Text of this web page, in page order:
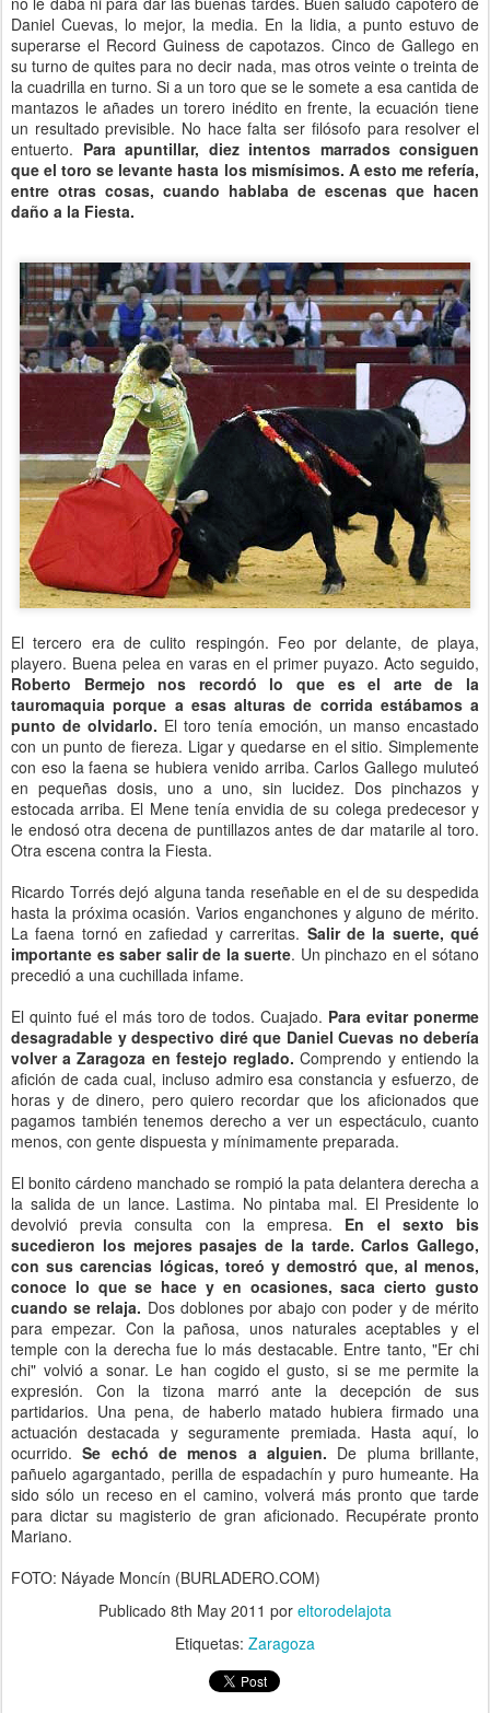
Daniel Cuevas, lo mejor, la media. En la lidia, a punto estuvo de
superarse el Record Guiness de capotazos. Cinco de Gallego en
su turno de quites para no decir nada, mas otros veinte o treinta de
la cuadrilla en turno. Si a un toro que se le somete a esa cantida de
mantazos le añades un torero inédito en frente, la ecuación tiene
un resultado previsible. No hace falta ser filósofo para resolver el
entuerto. Para apuntillar, diez intentos marrados consiguen
que el toro se levante hasta los mismísimos. A esto me refería,
entre otras cosas, cuando hablaba de escenas que hacen
daño a la Fiesta.
El tercero era de culito respingón. Feo por delante, de playa,
playero. Buena pelea en varas en el primer puyazo. Acto seguido,
Roberto Bermejo nos recordó lo que es el arte de la
tauromaquia porque a esas alturas de corrida estábamos a
punto de olvidarlo. El toro tenía emoción, un manso encastado
con un punto de fiereza. Ligar y quedarse en el sitio. Simplemente
con eso la faena se hubiera venido arriba. Carlos Gallego muluteó
en pequeñas dosis, uno a uno, sin lucidez. Dos pinchazos y
estocada arriba. El Mene tenía envidia de su colega predecesor y
le endosó otra decena de puntillazos antes de dar matarile al toro.
Otra escena contra la Fiesta.
Ricardo Torrés dejó alguna tanda reseñable en el de su despedida
hasta la próxima ocasión. Varios enganchones y alguno de mérito.
La faena tornó en zafiedad y carreritas. Salir de la suerte, qué
importante es saber salir de la suerte. Un pinchazo en el sótano
precedió a una cuchillada infame.
El quinto fué el más toro de todos. Cuajado. Para evitar ponerme
desagradable y despectivo diré que Daniel Cuevas no debería
volver a Zaragoza en festejo reglado. Comprendo y entiendo la
afición de cada cual, incluso admiro esa constancia y esfuerzo, de
horas y de dinero, pero quiero recordar que los aficionados que
pagamos también tenemos derecho a ver un espectáculo, cuanto
menos, con gente dispuesta y mínimamente preparada.
El bonito cárdeno manchado se rompió la pata delantera derecha a
la salida de un lance. Lastima. No pintaba mal. El Presidente lo
devolvió previa consulta con la empresa. En el sexto bis
sucedieron los mejores pasajes de la tarde. Carlos Gallego,
con sus carencias lógicas, toreó y demostró que, al menos,
conoce lo que se hace y en ocasiones, saca cierto gusto
cuando se relaja. Dos doblones por abajo con poder y de mérito
para empezar. Con la pañosa, unos naturales aceptables y el
temple con la derecha fue lo más destacable. Entre tanto, "Er chi
chi" volvió a sonar. Le han cogido el gusto, si se me permite la
expresión. Con la tizona marró ante la decepción de sus
partidarios. Una pena, de haberlo matado hubiera firmado una
actuación destacada y seguramente premiada. Hasta aquí, lo
ocurrido.Se echó de menos a alguien. De pluma brillante,
pañuelo agargantado, perilla de espadachín y puro humeante. Ha
sido sólo un receso en el camino, volverá más pronto que tarde
para dictar su magisterio de gran aficionado. Recupérate pronto
Mariano.
FOTO: Náyade Moncín (BURLADERO.COM)
Publicado 8th May 2011 por eltorodelajota
Etiquetas: Zaragoza